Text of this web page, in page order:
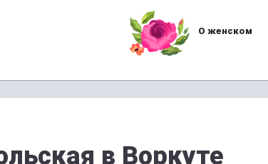
О женском
в Воркуте